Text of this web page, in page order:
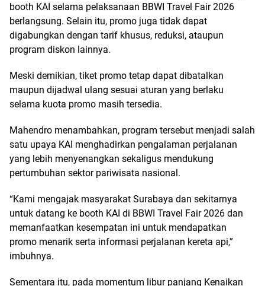
booth KAI selama pelaksanaan BBWI Travel Fair 2026
berlangsung. Selain itu, promo juga tidak dapat
digabungkan dengan tarif khusus, reduksi, ataupun
program diskon lainnya.
Meski demikian, tiket promo tetap dapat dibatalkan
maupun dijadwal ulang sesuai aturan yang berlaku
selama kuota promo masih tersedia.
Mahendro menambahkan, program tersebut menjadi salah
satu upaya KAI menghadirkan pengalaman perjalanan
yang lebih menyenangkan sekaligus mendukung
pertumbuhan sektor pariwisata nasional.
“Kami mengajak masyarakat Surabaya dan sekitarnya
untuk datang ke booth KAI di BBWI Travel Fair 2026 dan
memanfaatkan kesempatan ini untuk mendapatkan
promo menarik serta informasi perjalanan kereta api,”
imbuhnya.
Sementara itu, pada momentum libur panjang Kenaikan